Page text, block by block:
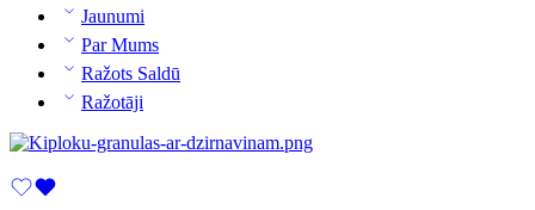
Jaunumi
Par Mums
Ražots Saldū
Ražotāji